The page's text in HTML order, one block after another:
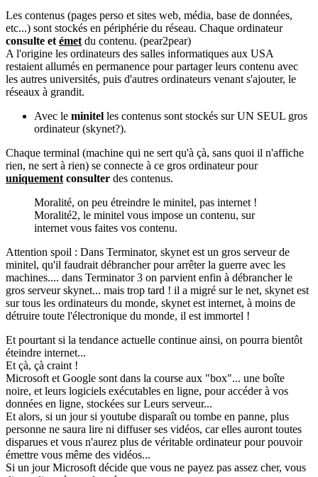
Les contenus (pages perso et sites web, média, base de données,
etc...) sont stockés en périphérie du réseau. Chaque ordinateur
consulte et émet du contenu. (pear2pear)
A l'origine les ordinateurs des salles informatiques aux USA
restaient allumés en permanence pour partager leurs contenu avec
les autres universités, puis d'autres ordinateurs venant s'ajouter, le
réseaux à grandit.
Avec le minitel les contenus sont stockés sur UN SEUL gros
ordinateur (skynet?).
Chaque terminal (machine qui ne sert qu'à çà, sans quoi il n'affiche
rien, ne sert à rien) se connecte à ce gros ordinateur pour
uniquement consulter des contenus.
Moralité, on peu étreindre le minitel, pas internet !
Moralité2, le minitel vous impose un contenu, sur
internet vous faites vos contenu.
Attention spoil : Dans Terminator, skynet est un gros serveur de
minitel, qu'il faudrait débrancher pour arrêter la guerre avec les
machines.... dans Terminator 3 on parvient enfin à débrancher le
gros serveur skynet... mais trop tard ! il a migré sur le net, skynet est
sur tous les ordinateurs du monde, skynet est internet, à moins de
détruire toute l'électronique du monde, il est immortel !
Et pourtant si la tendance actuelle continue ainsi, on pourra bientôt
éteindre internet...
Et çà, çà craint !
Microsoft et Google sont dans la course aux "box"... une boîte
noire, et leurs logiciels exécutables en ligne, pour accéder à vos
données en ligne, stockées sur Leurs serveur...
Et alors, si un jour si youtube disparaît ou tombe en panne, plus
personne ne saura lire ni diffuser ses vidéos, car elles auront toutes
disparues et vous n'aurez plus de véritable ordinateur pour pouvoir
émettre vous même des vidéos...
Si un jour Microsoft décide que vous ne payez pas assez cher, vous